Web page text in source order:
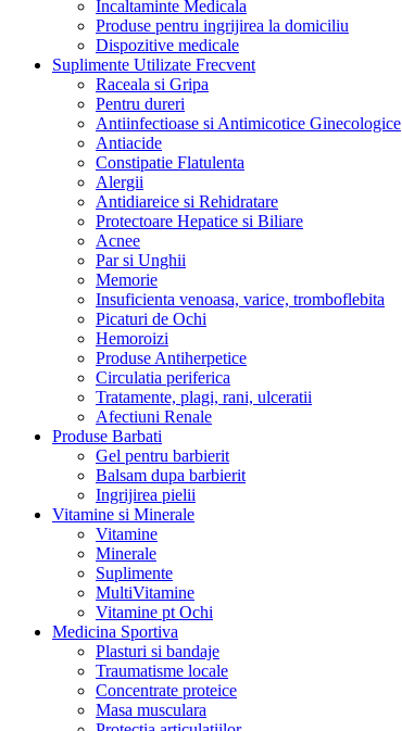
Incaltaminte Medicala
Produse pentru ingrijirea la domiciliu
Dispozitive medicale
Suplimente Utilizate Frecvent
Raceala si Gripa
Pentru dureri
Antiinfectioase si Antimicotice Ginecologice
Antiacide
Constipatie Flatulenta
Alergii
Antidiareice si Rehidratare
Protectoare Hepatice si Biliare
Acnee
Par si Unghii
Memorie
Insuficienta venoasa, varice, tromboflebita
Picaturi de Ochi
Hemoroizi
Produse Antiherpetice
Circulatia periferica
Tratamente, plagi, rani, ulceratii
Afectiuni Renale
Produse Barbati
Gel pentru barbierit
Balsam dupa barbierit
Ingrijirea pielii
Vitamine si Minerale
Vitamine
Minerale
Suplimente
MultiVitamine
Vitamine pt Ochi
Medicina Sportiva
Plasturi si bandaje
Traumatisme locale
Concentrate proteice
Masa musculara